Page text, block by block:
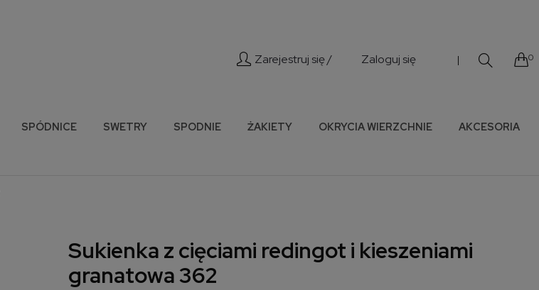
Zarejestruj się / Zaloguj się | 0
SPÓDNICE SWETRY SPODNIE ŻAKIETY OKRYCIA WIERZCHNIE
AKCESORIA
Sukienka z cięciami redingot i kieszeniami
granatowa 362